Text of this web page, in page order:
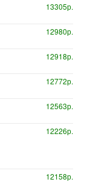
13305р.
12980р.
12918р.
12772р.
12563р.
12226р.
12158р.